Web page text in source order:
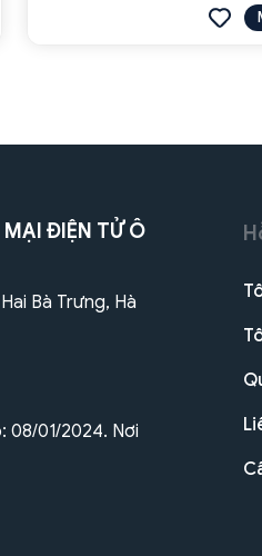
ĐIỆN TỬ Ô
Bà Trưng, Hà
08/01/2024. Nơi